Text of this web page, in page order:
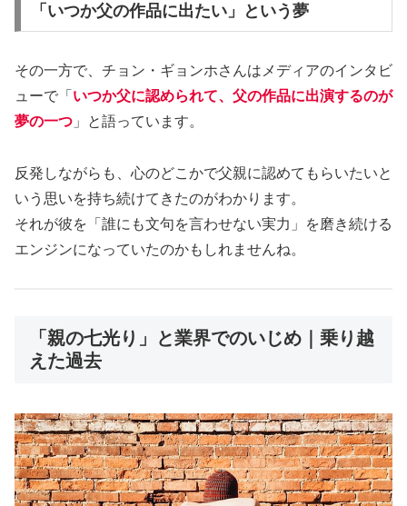
「いつか父の作品に出たい」という夢
その一方で、チョン・ギョンホさんはメディアのインタビ
ューで「 いつか父に認められて、父の作品に出演するのが
夢の一つ 」と語っています。
反発しながらも、心のどこかで父親に認めてもらいたいと
いう思いを持ち続けてきたのがわかります。
それが彼を「誰にも文句を言わせない実力」を磨き続ける
エンジンになっていたのかもしれませんね。
「親の七光り」と業界でのいじめ｜乗り越
えた過去